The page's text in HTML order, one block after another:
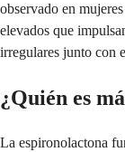
observado en
elevados que
irregulares junto con
¿Quién es
La espironolactona